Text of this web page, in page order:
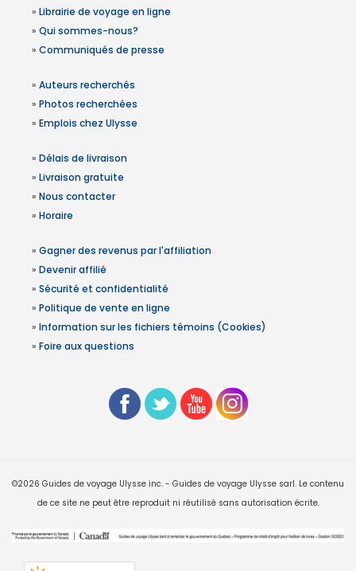
» Librairie de voyage en ligne
» Qui sommes-nous?
» Communiqués de presse
» Auteurs recherchés
» Photos recherchées
» Emplois chez Ulysse
» Délais de livraison
» Livraison gratuite
» Nous contacter
» Horaire
» Gagner des revenus par l'affiliation
» Devenir affilié
» Sécurité et confidentialité
» Politique de vente en ligne
» Information sur les fichiers témoins (Cookies)
» Foire aux questions
©2026 Guides de voyage Ulysse inc. - Guides de voyage Ulysse sarl. Le contenu
de ce site ne peut être reproduit ni réutilisé sans autorisation écrite.